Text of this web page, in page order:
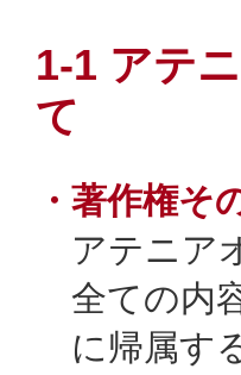
よくある
1-1 アテ
て
・著作権そ
アテニア
全ての内
に帰属す